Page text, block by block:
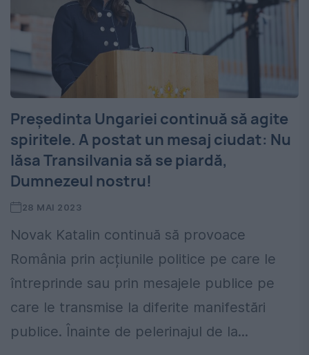
Președinta Ungariei continuă să agite
spiritele. A postat un mesaj ciudat: Nu
lăsa Transilvania să se piardă,
Dumnezeul nostru!
28 MAI 2023
Novak Katalin continuă să provoace
România prin acțiunile politice pe care le
întreprinde sau prin mesajele publice pe
care le transmise la diferite manifestări
publice. Înainte de pelerinajul de la...